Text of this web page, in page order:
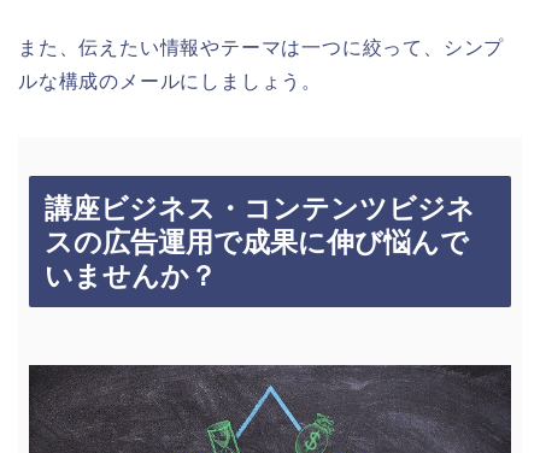
また、伝えたい情報やテーマは一つに絞って、シンプ
ルな構成のメールにしましょう。
講座ビジネス・コンテンツビジネ
スの広告運用で成果に伸び悩んで
いませんか？